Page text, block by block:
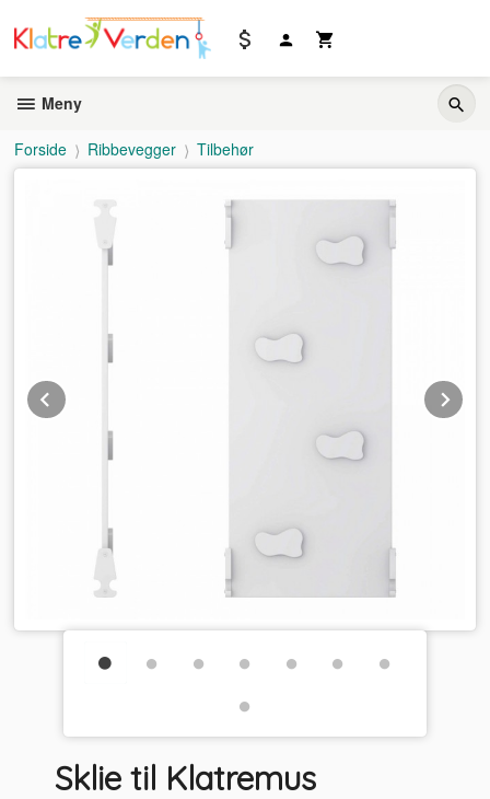
innholdet
Meny
Forside Ribbevegger Tilbehør
Prev
Sklie til Klatremus